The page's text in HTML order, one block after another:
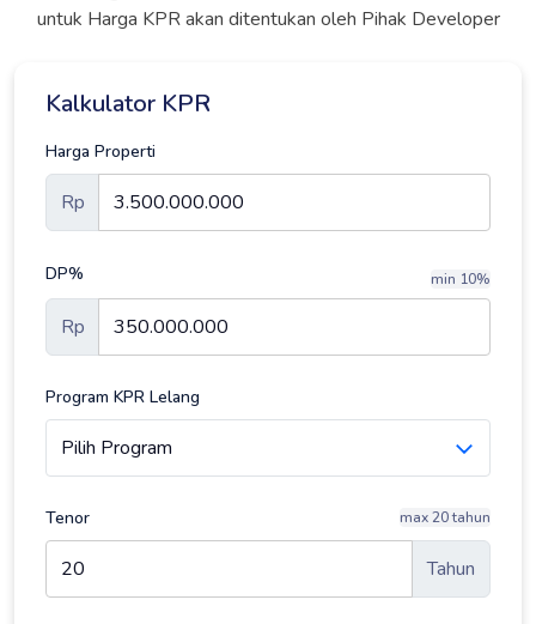
untuk Harga KPR akan ditentukan oleh Pihak Developer
Kalkulator KPR
Harga Properti
Rp
DP% min 10%
Rp
Program KPR Lelang
Tenor max 20 tahun
Tahun